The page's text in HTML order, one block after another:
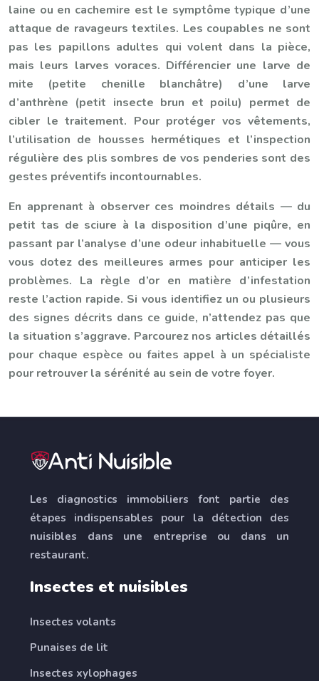
laine ou en cachemire est le symptôme typique d’une
attaque de ravageurs textiles. Les coupables ne sont
pas les papillons adultes qui volent dans la pièce,
mais leurs larves voraces. Différencier une larve de
mite (petite chenille blanchâtre) d’une larve
d’anthrène (petit insecte brun et poilu) permet de
cibler le traitement. Pour protéger vos vêtements,
l’utilisation de housses hermétiques et l’inspection
régulière des plis sombres de vos penderies sont des
gestes préventifs incontournables.
En apprenant à observer ces moindres détails — du
petit tas de sciure à la disposition d’une piqûre, en
passant par l’analyse d’une odeur inhabituelle — vous
vous dotez des meilleures armes pour anticiper les
problèmes. La règle d’or en matière d’infestation
reste l’action rapide. Si vous identifiez un ou plusieurs
des signes décrits dans ce guide, n’attendez pas que
la situation s’aggrave. Parcourez nos articles détaillés
pour chaque espèce ou faites appel à un spécialiste
pour retrouver la sérénité au sein de votre foyer.
Les diagnostics immobiliers font partie des
étapes indispensables pour la détection des
nuisibles dans une entreprise ou dans un
restaurant.
Insectes et nuisibles
Insectes volants
Punaises de lit
Insectes xylophages